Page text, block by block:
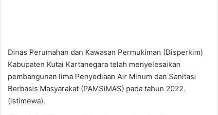
Dinas Perumahan dan Kawasan Permukiman (Disperkim)
Kabupaten Kutai Kartanegara telah menyelesaikan
pembangunan lima Penyediaan Air Minum dan Sanitasi
Berbasis Masyarakat (PAMSIMAS) pada tahun 2022.
(istimewa).